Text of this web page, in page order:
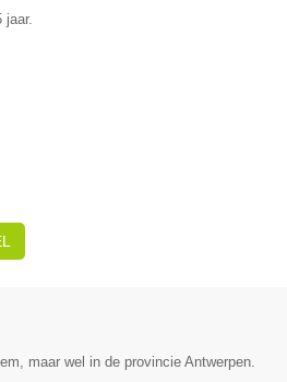
jaar.
maar wel in de provincie Antwerpen.